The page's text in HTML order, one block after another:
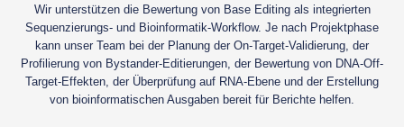
Wir unterstützen die Bewertung von Base Editing als integrierten
Sequenzierungs- und Bioinformatik-Workflow. Je nach Projektphase
kann unser Team bei der Planung der On-Target-Validierung, der
Profilierung von Bystander-Editierungen, der Bewertung von DNA-Off-
Target-Effekten, der Überprüfung auf RNA-Ebene und der Erstellung
von bioinformatischen Ausgaben bereit für Berichte helfen.